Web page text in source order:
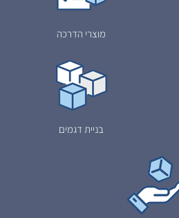
מוצרי הדרכה
בניית דגמים